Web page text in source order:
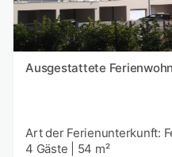
Ausgestattete
Art der Ferienunterkunft:
4 Gäste
54 m²